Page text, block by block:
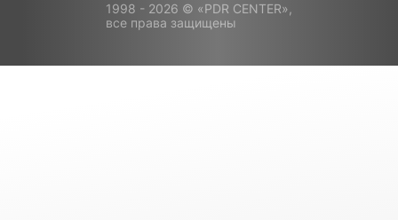
1998 - 2026 © «PDR CENTER»,
все права защищены